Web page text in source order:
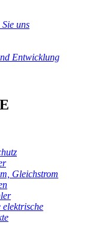
uns
Entwicklung
Gleichstrom
elektrische